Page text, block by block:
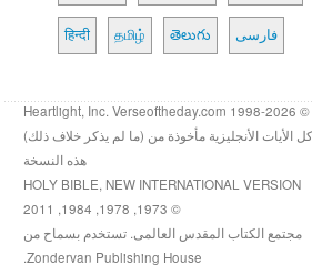
हिन्दी தமிழ் తెలుగు فارسی
© 1998-2026 Heartlight, Inc. Verseoftheday.com
الأنجليزية مأخوذة من (ما لم يذكر خلاف ذلك)
هذه النسخة
HOLY BIBLE, NEW INTERNATIONAL VERSION
© 1973, 1978, 1984, 2011
مجتمع الكتاب المقدس العالمى. تستخدم بسماح من
Zondervan Publishing House.